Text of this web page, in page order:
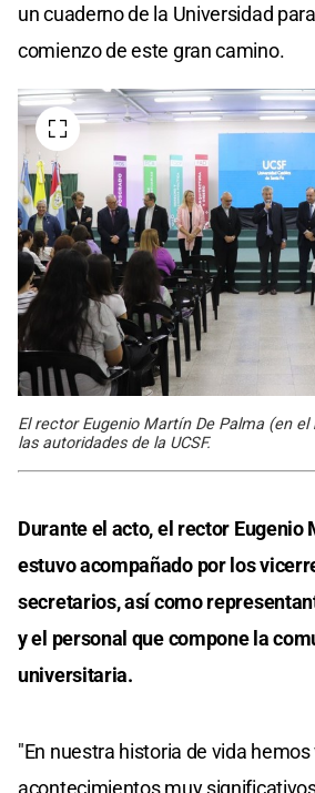
un cuaderno de la Universidad
comienzo de este gran camino.
El rector Eugenio Martín De Palma (en
las autoridades de la UCSF.
Durante el acto, el rector Eugenio
estuvo acompañado por los
secretarios, así como
y el personal que compone la
universitaria.
"En nuestra historia de vida
acontecimientos muy